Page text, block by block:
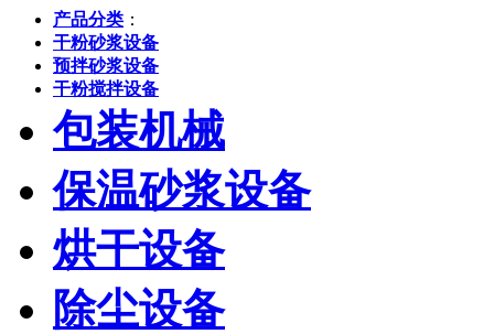
产品分类 ：
干粉砂浆设备
预拌砂浆设备
干粉搅拌设备
包装机械
保温砂浆设备
烘干设备
除尘设备